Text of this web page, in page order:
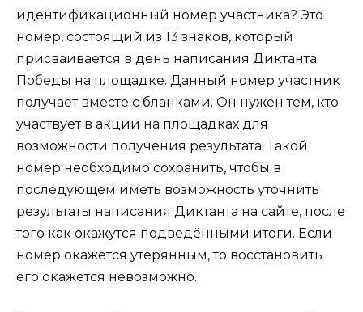
идентификационный номер участника? Это
номер, состоящий из 13 знаков, который
присваивается в день написания Диктанта
Победы на площадке. Данный номер участник
получает вместе с бланками. Он нужен тем, кто
участвует в акции на площадках для
возможности получения результата. Такой
номер необходимо сохранить, чтобы в
последующем иметь возможность уточнить
результаты написания Диктанта на сайте, после
того как окажутся подведёнными итоги. Если
номер окажется утерянным, то восстановить
его окажется невозможно.